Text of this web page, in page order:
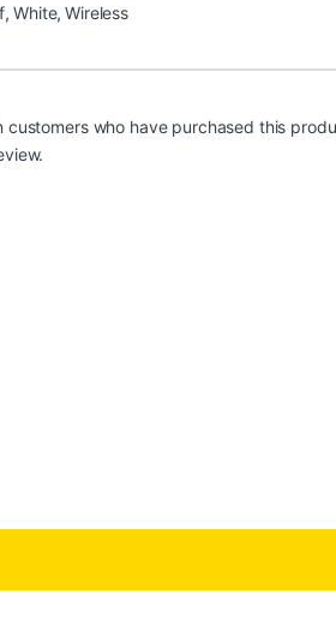
,White,Wireless
customers who have purchased this